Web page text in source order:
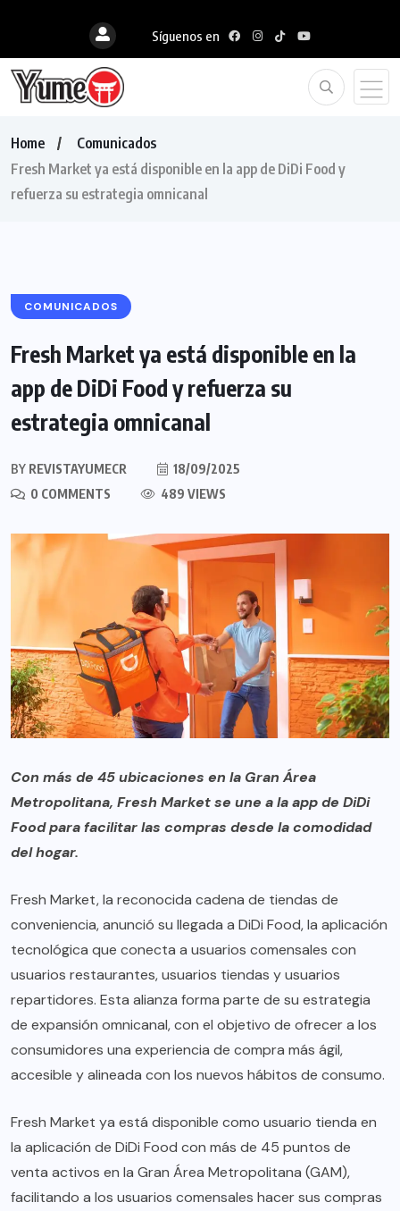
Síguenos en
Home
Comunicados
Fresh Market ya está disponible en la app de DiDi Food y
refuerza su estrategia omnicanal
COMUNICADOS
Fresh Market ya está disponible en la
app de DiDi Food y refuerza su
estrategia omnicanal
BY REVISTAYUMECR
18/09/2025
0 COMMENTS
489 VIEWS
Con más de 45 ubicaciones en la Gran Área
Metropolitana, Fresh Market se une a la app de DiDi
Food para facilitar las compras desde la comodidad
del hogar.
Fresh Market, la reconocida cadena de tiendas de
conveniencia, anunció su llegada a DiDi Food, la aplicación
tecnológica que conecta a usuarios comensales con
usuarios restaurantes, usuarios tiendas y usuarios
repartidores. Esta alianza forma parte de su estrategia
de expansión omnicanal, con el objetivo de ofrecer a los
consumidores una experiencia de compra más ágil,
accesible y alineada con los nuevos hábitos de consumo.
Fresh Market ya está disponible como usuario tienda en
la aplicación de DiDi Food con más de 45 puntos de
venta activos en la Gran Área Metropolitana (GAM),
facilitando a los usuarios comensales hacer sus compras